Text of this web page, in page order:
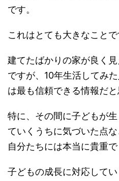
です。
これはとても大きなことで
建てたばかりの家が良く
ですが、10年生活してみ
は最も信頼できる情報だと
特に、その間に子どもが
ていくうちに気づいた点
自分たちには本当に貴重で
子どもの成長に対応して